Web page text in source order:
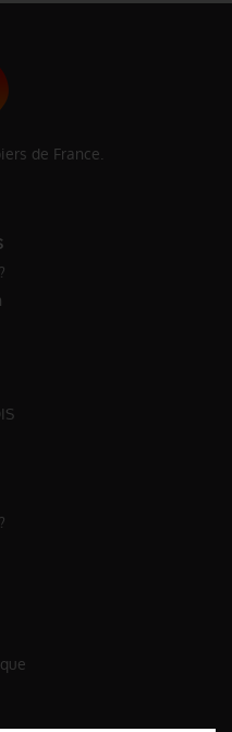
de France.